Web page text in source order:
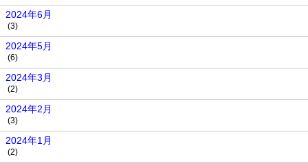
2024年6月
(3)
2024年5月
(6)
2024年3月
(2)
2024年2月
(3)
2024年1月
(2)